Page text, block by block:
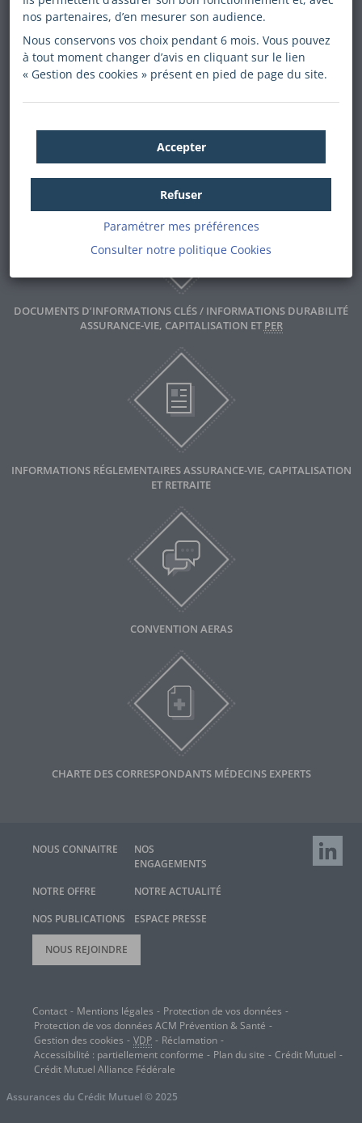
DOCUMENTS D’INFORMATIONS NORMALISÉS ASSURANCE
DOCUMENTS D’INFORMATIONS CLÉS / INFORMATIONS DURABILITÉ
ASSURANCE-VIE, CAPITALISATION ET PER
INFORMATIONS RÉGLEMENTAIRES ASSURANCE-VIE, CAPITALISATION
ET RETRAITE
CONVENTION AERAS
CHARTE DES CORRESPONDANTS MÉDECINS EXPERTS
NOUS CONNAITRE
NOS
ENGAGEMENTS
NOTRE OFFRE
NOTRE ACTUALITÉ
NOS PUBLICATIONS
ESPACE PRESSE
NOUS REJOINDRE
Contact Mentions légales
Protection de vos données
Protection de vos données ACM Prévention & Santé
Gestion des cookies
VDP
Réclamation
Accessibilité : partiellement conforme
Plan du site
Crédit Mutuel
Crédit Mutuel Alliance Fédérale
Assurances du Crédit Mutuel © 2025
nos partenaires, d’en mesurer son audience.
Nous conservons vos choix pendant 6 mois. Vous pouvez
à tout moment changer d’avis en cliquant sur le lien
« Gestion des cookies » présent en pied de page du site.
Accepter
Refuser
Paramétrer mes préférences
Consulter notre politique Cookies